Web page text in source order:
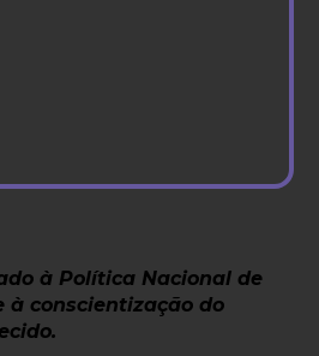
à Política Nacional de
à conscientização do